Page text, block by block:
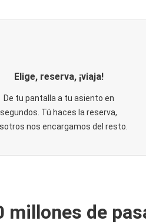
Elige, reserva, ¡viaja!
De tu pantalla a tu asiento en
segundos. Tú haces la reserva,
nos encargamos del resto.
millones de